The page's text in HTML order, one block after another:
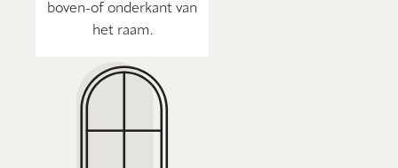
boven-of onderkant van
het raam.